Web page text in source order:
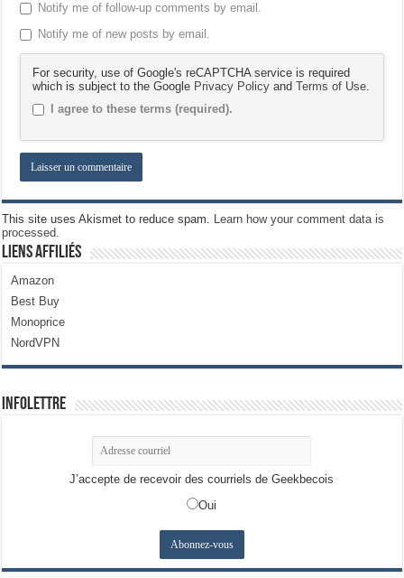
Notify me of follow-up comments by email.
Notify me of new posts by email.
For security, use of Google's reCAPTCHA service is required
which is subject to the Google Privacy Policy andTerms of Use.
I agree to these terms (required).
This site uses Akismet to reduce spam. Learn how your comment data is
processed.
Liens Affiliés
Amazon
Best Buy
Monoprice
NordVPN
Infolettre
J’accepte de recevoir des courriels de Geekbecois
Oui